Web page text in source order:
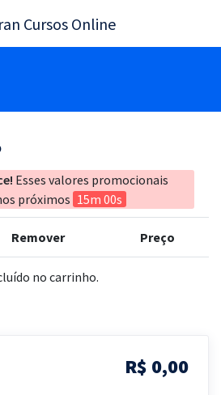
Esses valores promocionais
próximos 15m 00s
Remover Preço
no carrinho.
R$ 0,00